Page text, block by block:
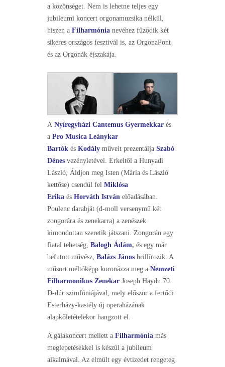
a közönséget. Nem is lehetne teljes egy
jubileumi koncert orgonamuzsika nélkül,
hiszen a Filharmónia nevéhez fűződik két
sikeres országos fesztivál is, az OrgonaPont
és az Orgonák éjszakája.
A Nyíregyházi Cantemus Gyermekkar és
a Pro Musica Leánykar
Bartók és Kodály műveit prezentálja Szabó
Dénes vezényletével. Erkeltől a Hunyadi
László, Áldjon meg Isten (Mária és László
kettőse) csendül fel Miklósa
Erika és Horváth István előadásában.
Poulenc darabját (d-moll versenymű két
zongorára és zenekarra) a zenészek
kimondottan szeretik játszani. Zongorán egy
fiatal tehetség, Balogh Ádám, és egy már
befutott művész, Balázs János brillírozik. A
műsort méltóképp koronázza meg a Nemzeti
Filharmonikus Zenekar Joseph Haydn 70.
D-dúr szimfóniájával, mely először a fertődi
Esterházy-kastély új operaházának
alapkőletételekor hangzott el.
A gálakoncert mellett a Filharmónia más
meglepetésekkel is készül a jubileum
alkalmával. Az elmúlt egy évtizedet rengeteg